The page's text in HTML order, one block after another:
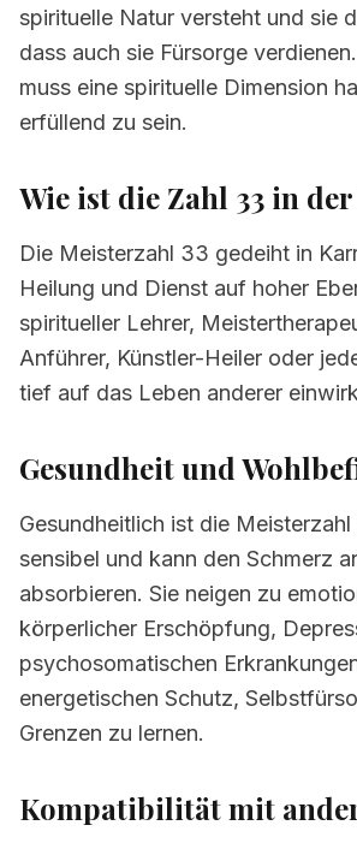
spirituelle Natur versteht und sie
dass auch sie Fürsorge
muss eine spirituelle Dimension
erfüllend zu sein.
Wie ist die Zahl 33 in
Die Meisterzahl 33 gedeiht in
Heilung und Dienst auf hoher
spiritueller Lehrer,
Anführer, Künstler-Heiler oder
tief auf das Leben anderer
Gesundheit und
Gesundheitlich ist die
sensibel und kann den Schmerz
absorbieren. Sie neigen zu
körperlicher Erschöpfung,
psychosomatischen
energetischen Schutz,
Grenzen zu lernen.
Kompatibilität mit